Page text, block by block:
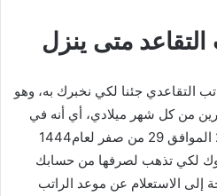
متى ينزل
التقاعدي جئنا لكي نخبرك به، وهو
من كل شهر ميلادي، أي أنه في
يوم الاحد 25 من سبتمبر 2022 الموافق 29 من صفر لعام1444
لكي تذهب لصرفها من حسابك
إلى الاستعلام عن موعد الراتب